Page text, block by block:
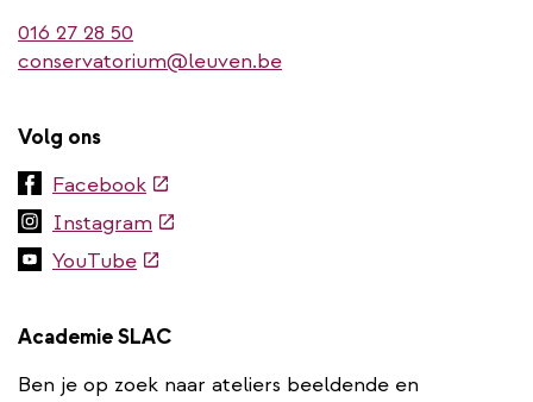
016 27 28 50
conservatorium@leuven.be
Volg ons
Facebook(externe
link)
Instagram (externe
link)
YouTube(externe
Academie SLAC
Ben je op zoek naar ateliers beeldende en